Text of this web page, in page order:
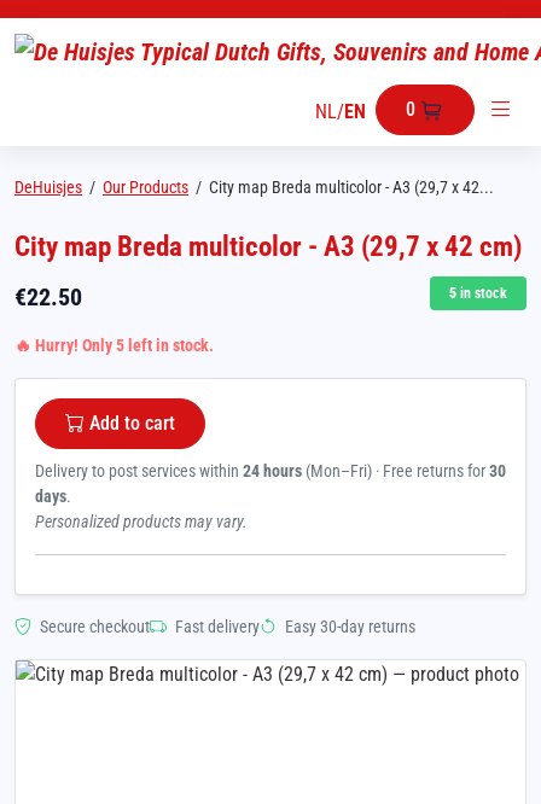
NL/EN 0
DeHuisjes / Our Products / City map Breda multicolor - A3 (29,7 x 42...
City map Breda multicolor - A3 (29,7 x 42 cm)
€22.50 5 in stock
🔥 Hurry! Only 5 left in stock.
Add to cart
Delivery to post services within 24 hours (Mon–Fri) · Free returns for30
days.
Personalized products may vary.
Secure checkout Fast delivery Easy 30-day returns